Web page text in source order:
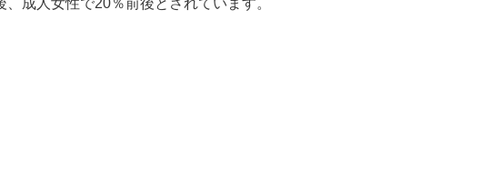
成人女性で20％前後とされています。